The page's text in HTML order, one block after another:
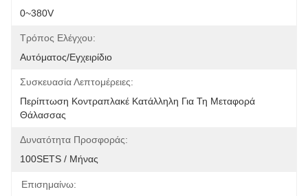
0~380V
Τρόπος Ελέγχου:
Αυτόματος/εγχειρίδιο
Συσκευασία Λεπτομέρειες:
Περίπτωση Κοντραπλακέ Κατάλληλη Για Τη Μεταφορά
Θάλασσας
Δυνατότητα Προσφοράς:
100SETS / Μήνας
Επισημαίνω: